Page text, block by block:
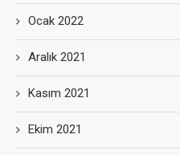
Ocak 2022
Aralık 2021
Kasım 2021
Ekim 2021